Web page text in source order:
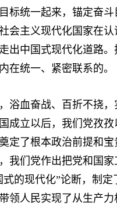
标统一起来，锚定奋
会主义现代化国家在
出中国式现代化道路
在统一、紧密联系的。
血奋战、百折不挠，
成立以后，我们党孜
定了根本政治前提和
我们党作出把党和国
的现代化”论断，制定
领人民实现了从生产